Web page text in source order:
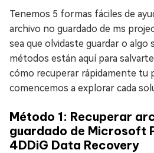
Tenemos 5 formas fáciles de
archivo no guardado de ms
sea que olvidaste guardar o algo
métodos están aquí para
cómo recuperar rápidamente tu
comencemos a explorar cada
Método 1: Recuperar
guardado de Microsoft
4DDiG Data Recovery